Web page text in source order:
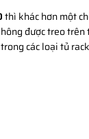
thì khác hơn một
được treo trên
các loại tủ